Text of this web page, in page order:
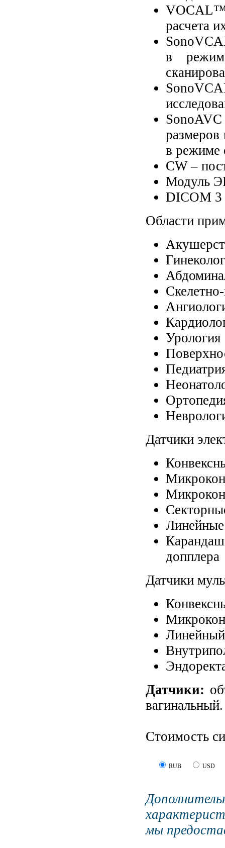
VOCAL™
расчета
в
SonoAVC
размеров
в режиме
CW –
Модуль
DICOM 3
Области
Урология
Датчики
Линейные
допплера
Датчики
Линейный
Датчики:
вагинальный.
Стоимость
RUB USD
мы